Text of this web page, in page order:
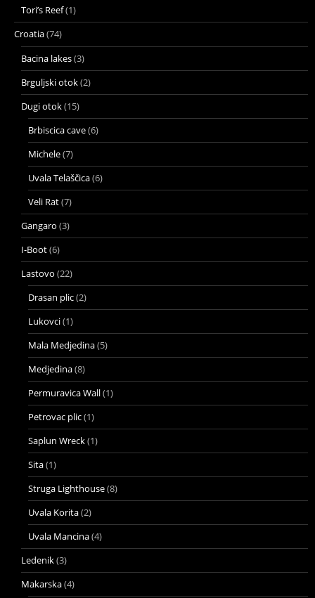
Tori’s Reef(1)
Croatia(74)
Bacina lakes(3)
Brguljski otok(2)
Dugi otok(15)
Brbiscica cave(6)
Michele(7)
Uvala Telaščica(6)
Veli Rat(7)
Gangaro (3)
I-Boot(6)
Lastovo (22)
Drasan plic(2)
Lukovci(1)
Mala Medjedina(5)
Medjedina(8)
Permuravica Wall(1)
Petrovac plic(1)
Saplun Wreck(1)
Sita(1)
Struga Lighthouse(8)
Uvala Korita(2)
Uvala Mancina(4)
Ledenik(3)
Makarska(4)